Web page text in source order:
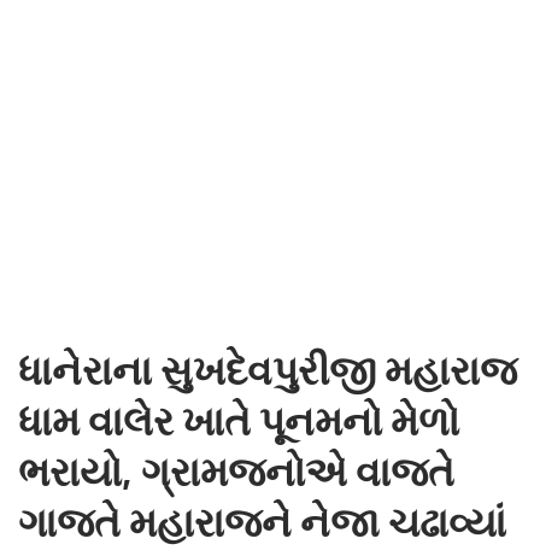
ધાનેરાના સુખદેવપુરીજી મહારાજ
ધામ વાલેર ખાતે પૂનમનો મેળો
ભરાયો, ગ્રામજનોએ વાજતે
ગાજતે મહારાજને નેજા ચઢાવ્યાં